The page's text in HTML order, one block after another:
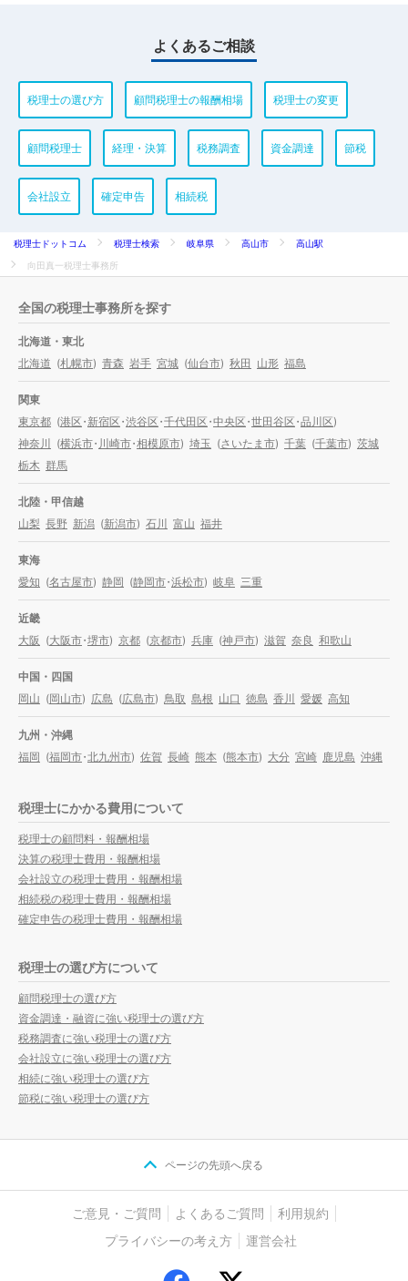
よくあるご相談
税理士の選び方 顧問税理士の報酬相場 税理士の変更
顧問税理士 経理・決算 税務調査 資金調達 節税
会社設立 確定申告 相続税
税理士ドットコム 税理士検索 岐阜県 高山市
高山駅
向田真一税理士事務所
全国の税理士事務所を探す
北海道・東北
北海道 (札幌市) 青森 岩手 宮城 (仙台市) 秋田 山形 福島
関東
東京都 (港区・新宿区・渋谷区・千代田区・中央区・世田谷区・品川区)
神奈川 (横浜市・川崎市・相模原市) 埼玉 (さいたま市) 千葉 (千葉市) 茨城
栃木 群馬
北陸・甲信越
山梨 長野 新潟 (新潟市) 石川 富山 福井
東海
愛知 (名古屋市) 静岡 (静岡市・浜松市) 岐阜 三重
近畿
大阪 (大阪市・堺市) 京都 (京都市) 兵庫 (神戸市) 滋賀 奈良 和歌山
中国・四国
岡山 (岡山市) 広島 (広島市) 鳥取 島根 山口 徳島 香川 愛媛 高知
九州・沖縄
福岡 (福岡市・北九州市) 佐賀 長崎 熊本 (熊本市) 大分 宮崎 鹿児島 沖縄
税理士にかかる費用について
税理士の顧問料・報酬相場
決算の税理士費用・報酬相場
会社設立の税理士費用・報酬相場
相続税の税理士費用・報酬相場
確定申告の税理士費用・報酬相場
税理士の選び方について
顧問税理士の選び方
資金調達・融資に強い税理士の選び方
税務調査に強い税理士の選び方
会社設立に強い税理士の選び方
相続に強い税理士の選び方
節税に強い税理士の選び方
ページの先頭へ戻る
ご意見・ご質問 よくあるご質問
利用規約
プライバシーの考え方
運営会社